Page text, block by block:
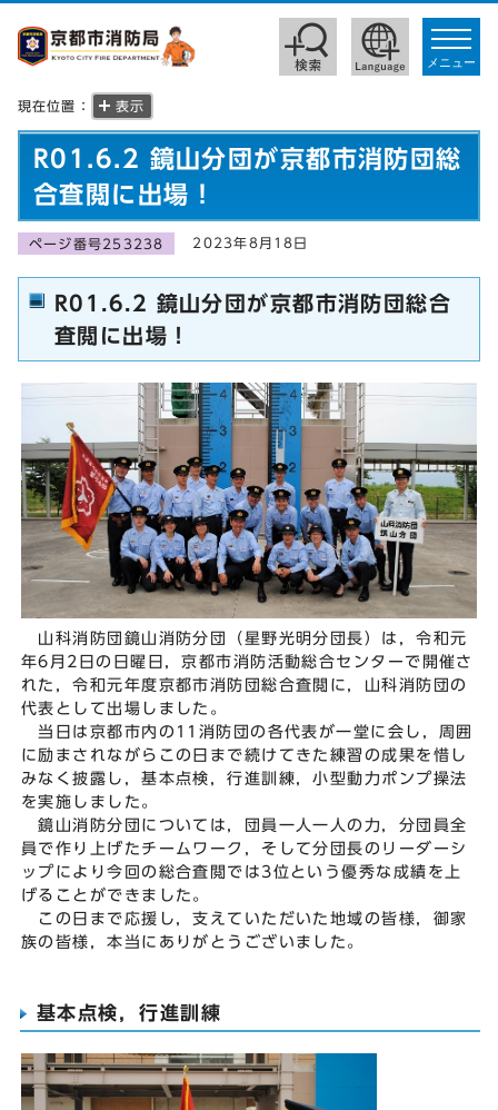
toggle
メニュー
現在位置： 表示
R01.6.2 鏡山分団が京都市消防団総
合査閲に出場！
ページ番号253238 2023年8月18日
R01.6.2 鏡山分団が京都市消防団総合
査閲に出場！
山科消防団鏡山消防分団（星野光明分団長）は，令和元
年6月2日の日曜日，京都市消防活動総合センターで開催さ
れた，令和元年度京都市消防団総合査閲に，山科消防団の
代表として出場しました。
当日は京都市内の11消防団の各代表が一堂に会し，周囲
に励まされながらこの日まで続けてきた練習の成果を惜し
みなく披露し，基本点検，行進訓練，小型動力ポンプ操法
を実施しました。
鏡山消防分団については，団員一人一人の力，分団員全
員で作り上げたチームワーク，そして分団長のリーダーシ
ップにより今回の総合査閲では3位という優秀な成績を上
げることができました。
この日まで応援し，支えていただいた地域の皆様，御家
族の皆様，本当にありがとうございました。
基本点検，行進訓練